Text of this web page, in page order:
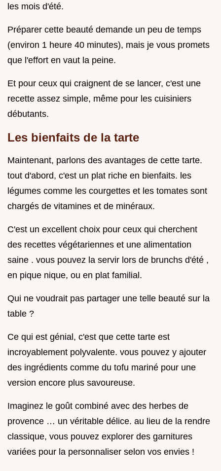
les mois d'été.
Préparer cette beauté demande un peu de temps
(environ 1 heure 40 minutes), mais je vous promets
que l'effort en vaut la peine.
Et pour ceux qui craignent de se lancer, c'est une
recette assez simple, même pour les cuisiniers
débutants.
Les bienfaits de la tarte
Maintenant, parlons des avantages de cette tarte.
tout d'abord, c'est un plat riche en bienfaits. les
légumes comme les courgettes et les tomates sont
chargés de vitamines et de minéraux.
C'est un excellent choix pour ceux qui cherchent
des recettes végétariennes et une alimentation
saine . vous pouvez la servir lors de brunchs d'été ,
en pique nique, ou en plat familial.
Qui ne voudrait pas partager une telle beauté sur la
table ?
Ce qui est génial, c'est que cette tarte est
incroyablement polyvalente. vous pouvez y ajouter
des ingrédients comme du tofu mariné pour une
version encore plus savoureuse.
Imaginez le goût combiné avec des herbes de
provence … un véritable délice. au lieu de la rendre
classique, vous pouvez explorer des garnitures
variées pour la personnaliser selon vos envies !